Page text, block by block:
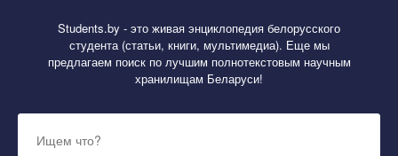
Students.by - это живая энциклопедия белорусского
студента (статьи, книги, мультимедиа). Еще мы
предлагаем поиск по лучшим полнотекстовым научным
хранилищам Беларуси!